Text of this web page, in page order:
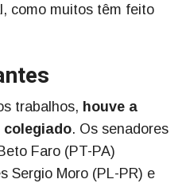
como muitos têm feito
trabalhos, houve a
colegiado. Os senadores
Faro (PT-PA)
Sergio Moro (PL-PR) e